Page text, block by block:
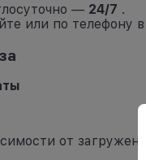
— 24/7 .
или по телефону
от